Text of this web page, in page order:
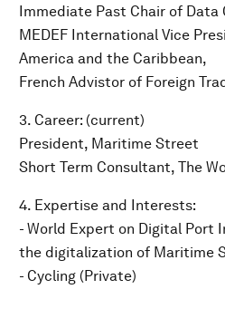
Immediate Past Chair of Data
MEDEF International Vice
America and the Caribbean,
French Advistor of Foreign
3. Career: (current)
President, Maritime Street
Short Term Consultant, The
4. Expertise and Interests:
- World Expert on Digital Port
the digitalization of Maritime
- Cycling (Private)